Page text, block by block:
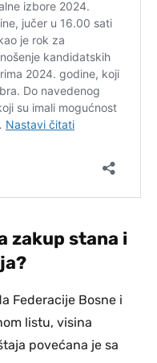
zakup stana i
Federacije Bosne i
listu, visina
povećana je sa